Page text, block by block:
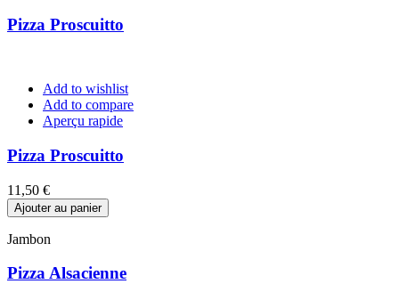
Pizza Proscuitto
Add to wishlist
Add to compare
Aperçu rapide
Pizza Proscuitto
Prix
11,50 €
Ajouter au panier
Jambon
Pizza Alsacienne